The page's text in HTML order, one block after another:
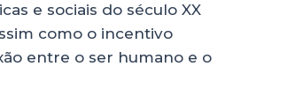
e sociais do século XX
como o incentivo
entre o ser humano e o